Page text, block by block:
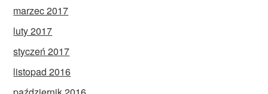
marzec 2017
luty 2017
styczeń 2017
listopad 2016